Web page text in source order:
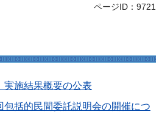
ページID：9721
施結果概要の公表
包括的民間委託説明会の開催につ